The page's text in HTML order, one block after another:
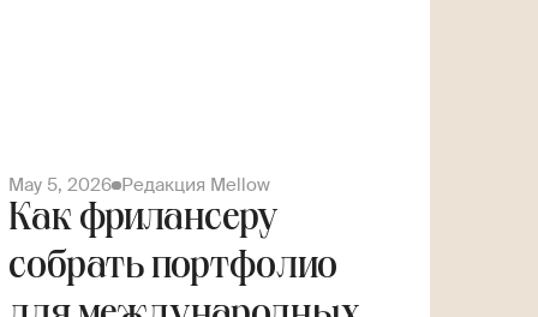
May 5, 2026 Редакция Mellow
Как фрилансеру
собрать портфолио